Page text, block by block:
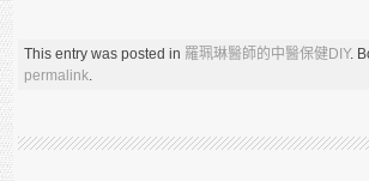
This entry was posted in 羅珮琳醫師的中醫保健DIY.
permalink.